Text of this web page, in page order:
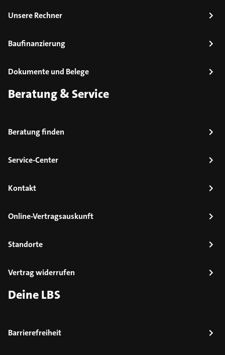
Unsere Rechner
Baufinanzierung
Dokumente und Belege
Beratung & Service
Beratung finden
Service-Center
Kontakt
Online-Vertragsauskunft
Standorte
Vertrag widerrufen
Deine LBS
Barrierefreiheit